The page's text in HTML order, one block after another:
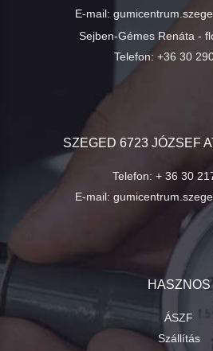
E-mail:
Sejben-Gémes Renáta -
Telefon: +36 30
SZEGED 6723 JÓZSEF
Telefon: + 36 30
E-mail:
HASZNOS
ÁSZF
Szállítás